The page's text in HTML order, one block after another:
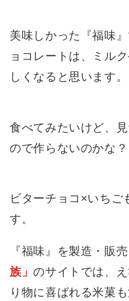
美味しかった『福味
ョコレートは、ミル
しくなると思います。
食べてみたいけど、
ので作らないのかな？
ビターチョコ×いちご
す。
『福味』を製造・販
族」のサイトでは、
り物に喜ばれる米菓